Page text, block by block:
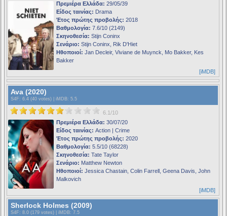
Πρεμιέρα Ελλάδα: 29/05/39
Είδος ταινίας: Drama
Έτος πρώτης προβολής: 2018
Βαθμολογία: 7.6/10 (2149)
Σκηνοθεσία: Stijn Coninx
Σενάριο: Stijn Coninx, Rik D'Hiet
Ηθοποιοί: Jan Decleir, Viviane de Muynck, Mo Bakker, Kes
Bakker
[iMDB]
Ava (2020)
S4F : 6.4 (40 votes) | iMDB: 5.5
6.1/10
Πρεμιέρα Ελλάδα: 30/07/20
Είδος ταινίας: Action | Crime
Έτος πρώτης προβολής: 2020
Βαθμολογία: 5.5/10 (68228)
Σκηνοθεσία: Tate Taylor
Σενάριο: Matthew Newton
Ηθοποιοί: Jessica Chastain, Colin Farrell, Geena Davis, John
Malkovich
[iMDB]
Sherlock Holmes (2009)
S4F : 8.0 (179 votes) | iMDB: 7.5